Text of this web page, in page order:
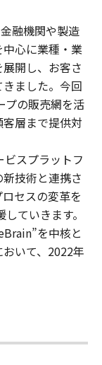
融機関や製造
心に業種・業
開し、お客さ
ました。今回
プの販売網を活
層まで提供対
ビスプラットフ
技術と連携さ
セスの変革を
ていきます。
を中核と
いて、2022年